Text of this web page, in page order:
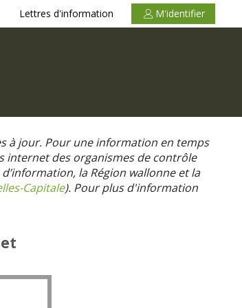
Lettres d'information M'identifier
à jour. Pour une information en temps
internet des organismes de contrôle
la Région wallonne et la
Capitale). Pour plus d'information